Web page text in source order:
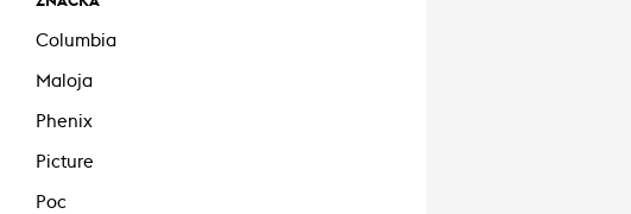
Columbia
Maloja
Phenix
Picture
Poc